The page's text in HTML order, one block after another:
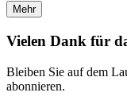
Mehr
Vielen Dank für
Bleiben Sie auf dem
abonnieren.